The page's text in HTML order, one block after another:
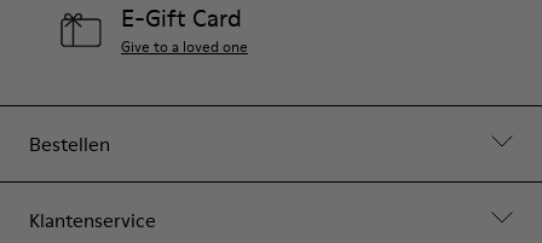
Bestellen
Klantenservice
E-Gift Card
Give to a loved one